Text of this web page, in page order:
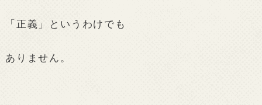
「正義」というわけでも
ありません。